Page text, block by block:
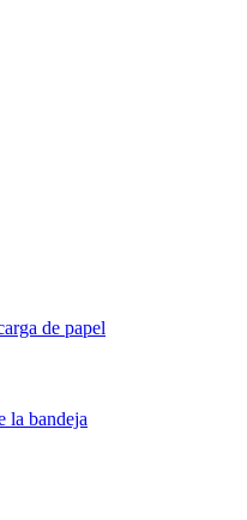
de papel
la bandeja